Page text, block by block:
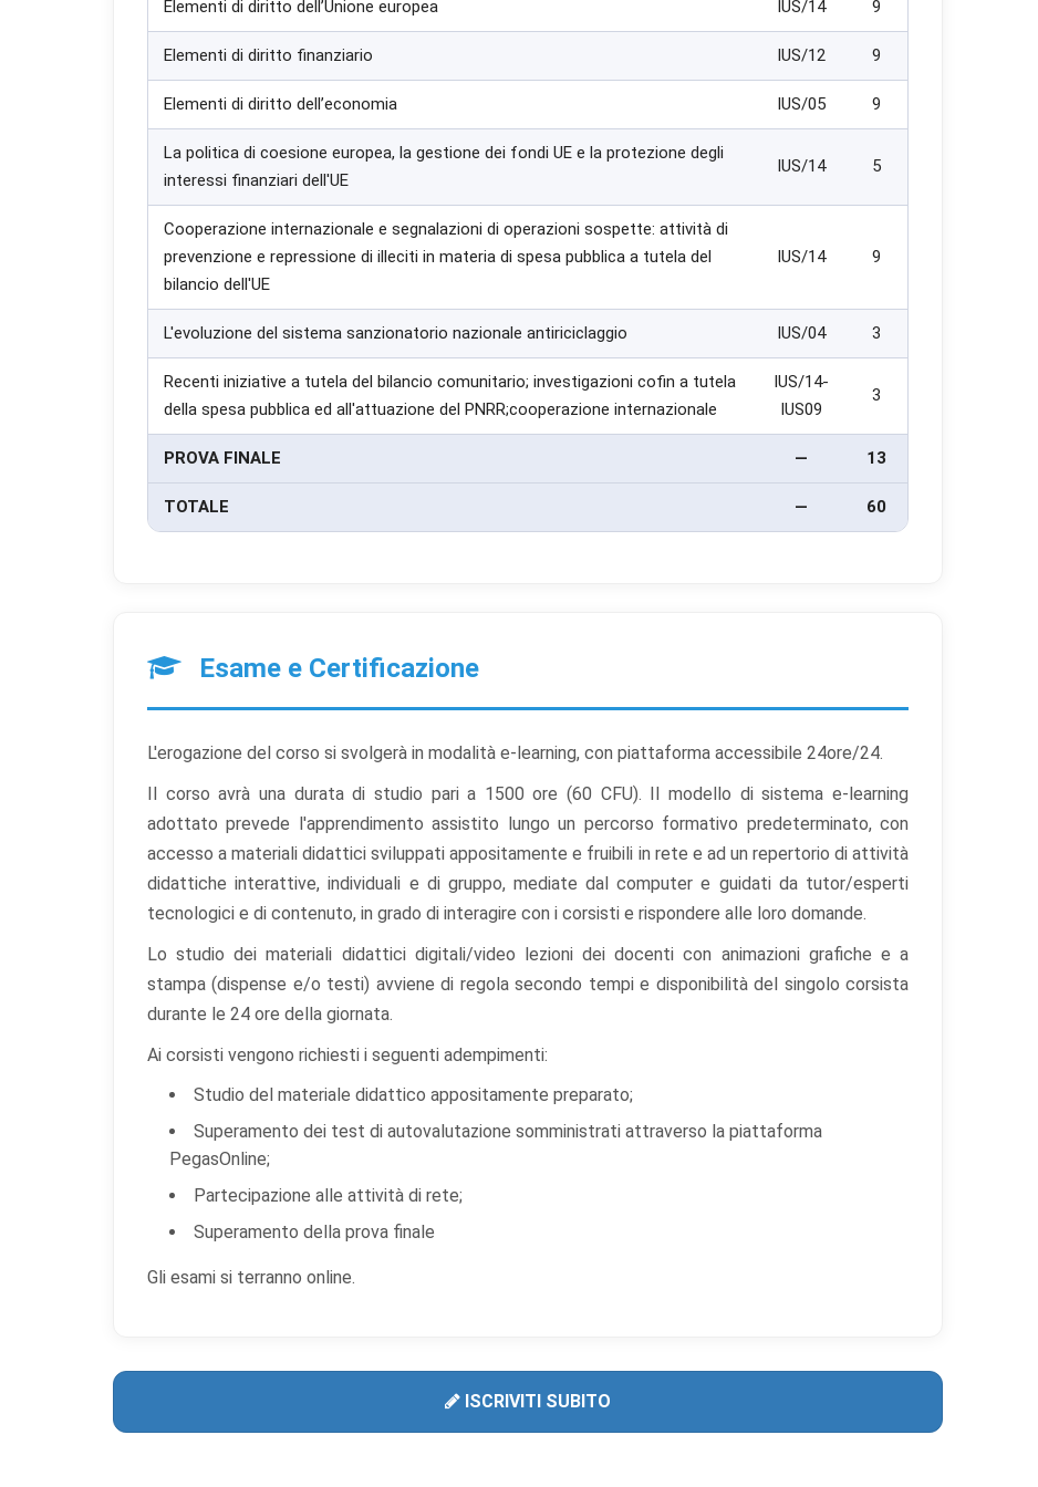
Elementi di diritto dell’Unione europea IUS/14 9
Elementi di diritto finanziario IUS/12 9
Elementi di diritto dell’economia IUS/05 9
La politica di coesione europea, la gestione dei fondi UE e la protezione degli
interessi finanziari dell'UE
IUS/14 5
Cooperazione internazionale e segnalazioni di operazioni sospette: attività di
prevenzione e repressione di illeciti in materia di spesa pubblica a tutela del
bilancio dell'UE
IUS/14 9
L'evoluzione del sistema sanzionatorio nazionale antiriciclaggio IUS/04 3
Recenti iniziative a tutela del bilancio comunitario; investigazioni cofin a tutela
della spesa pubblica ed all'attuazione del PNRR;cooperazione internazionale
IUS/14-
IUS09
3
PROVA FINALE — 13
TOTALE — 60
Esame e Certificazione
L'erogazione del corso si svolgerà in modalità e-learning, con piattaforma accessibile 24ore/24.
Il corso avrà una durata di studio pari a 1500 ore (60 CFU). Il modello di sistema e-learning
adottato prevede l'apprendimento assistito lungo un percorso formativo predeterminato, con
accesso a materiali didattici sviluppati appositamente e fruibili in rete e ad un repertorio di attività
didattiche interattive, individuali e di gruppo, mediate dal computer e guidati da tutor/esperti
tecnologici e di contenuto, in grado di interagire con i corsisti e rispondere alle loro domande.
Lo studio dei materiali didattici digitali/video lezioni dei docenti con animazioni grafiche e a
stampa (dispense e/o testi) avviene di regola secondo tempi e disponibilità del singolo corsista
durante le 24 ore della giornata.
Ai corsisti vengono richiesti i seguenti adempimenti:
Studio del materiale didattico appositamente preparato;
Superamento dei test di autovalutazione somministrati attraverso la piattaforma
PegasOnline;
Partecipazione alle attività di rete;
Superamento della prova finale
Gli esami si terranno online.
ISCRIVITI SUBITO
Utilizzati da terze parti per tracciare l'utente attraverso siti web allo scopo di mostrare annunci
pertinenti.